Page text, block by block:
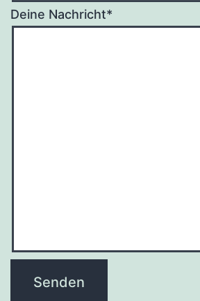
Deine Nachricht*